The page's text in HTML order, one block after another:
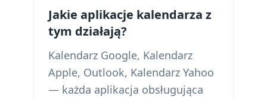
Jakie aplikacje kalendarza z
tym działają?
Kalendarz Google, Kalendarz
Apple, Outlook, Kalendarz Yahoo
— każda aplikacja obsługująca